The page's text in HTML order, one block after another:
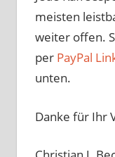
meisten
weiter offen.
per PayPal
unten.
Danke für Ihr